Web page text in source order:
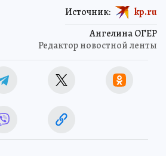
Ангелина ОГЕР
Редактор новостной ленты
Источник: kp.ru